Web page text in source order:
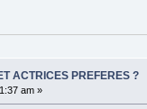
ACTRICES PREFERES ?
am »